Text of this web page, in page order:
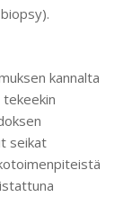
kannalta
seikat